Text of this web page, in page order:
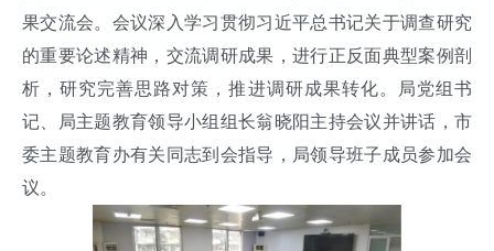
果交流会。会议深入学习贯彻习近平总书记关于调查研究
的重要论述精神，交流调研成果，进行正反面典型案例剖
析，研究完善思路对策，推进调研成果转化。局党组书
记、局主题教育领导小组组长翁晓阳主持会议并讲话，市
委主题教育办有关同志到会指导，局领导班子成员参加会
议。